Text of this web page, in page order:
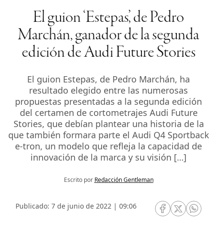
El guion ‘Estepas’, de Pedro
Marchán, ganador de la segunda
edición de Audi Future Stories
El guion Estepas, de Pedro Marchán, ha
resultado elegido entre las numerosas
propuestas presentadas a la segunda edición
del certamen de cortometrajes Audi Future
Stories, que debían plantear una historia de la
que también formara parte el Audi Q4 Sportback
e-tron, un modelo que refleja la capacidad de
innovación de la marca y su visión […]
Escrito por Redacción Gentleman
Publicado: 7 de junio de 2022 | 09:06
RRSS Facebook
RRSSRRSS